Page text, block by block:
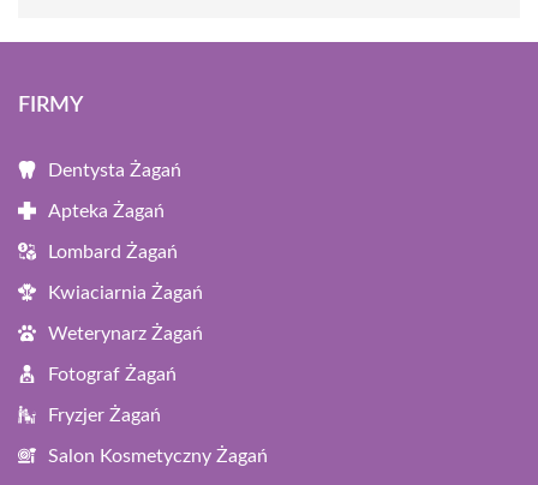
FIRMY
Dentysta Żagań
Apteka Żagań
Lombard Żagań
Kwiaciarnia Żagań
Weterynarz Żagań
Fotograf Żagań
Fryzjer Żagań
Salon Kosmetyczny Żagań